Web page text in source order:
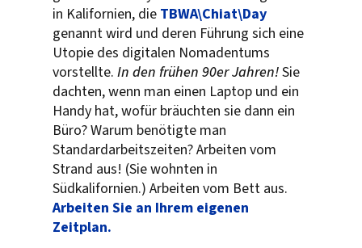
in Kalifornien, die TBWA\Chiat\Day
genannt wird und deren Führung sich eine
Utopie des digitalen Nomadentums
vorstellte. In den frühen 90er Jahren!Sie
dachten, wenn man einen Laptop und ein
Handy hat, wofür bräuchten sie dann ein
Büro? Warum benötigte man
Standardarbeitszeiten? Arbeiten vom
Strand aus! (Sie wohnten in
Südkalifornien.) Arbeiten vom Bett aus.
Arbeiten Sie an Ihrem eigenen
Zeitplan.